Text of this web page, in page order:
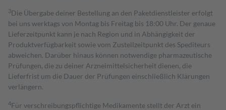
3Die Übergabe deiner Bestellung an den Paketdienstleister erfolgt
bei uns werktags von Montag bis Freitag bis 18:00 Uhr. Der genaue
Lieferzeitpunkt kann je nach Region und in Abhängigkeit der
Produktverfügbarkeit sowie vom Zustellzeitpunkt des Spediteurs
abweichen. Darüber hinaus können notwendige pharmazeutische
Prüfungen, die zu deiner Arzneimittelsicherheit dienen, die
Lieferfrist um die Dauer der Prüfungen einschließlich Klärungen
verlängern.
4Für verschreibungspflichtige Medikamente stellt der Arzt ein